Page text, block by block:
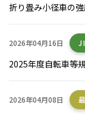
折り畳み小径車の
2026年04月16日
2025年度自転車等
2026年04月08日